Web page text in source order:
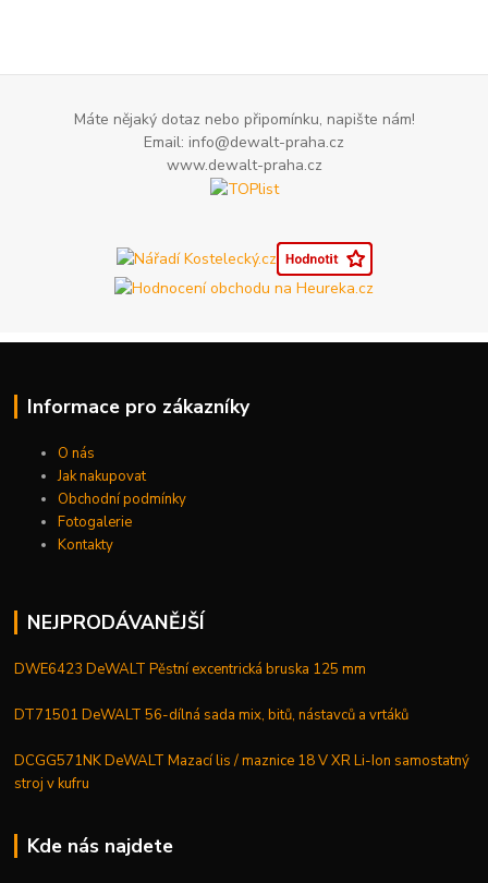
Máte nějaký dotaz nebo připomínku, napište nám!
Email: info@dewalt-praha.cz
www.dewalt-praha.cz
Informace pro zákazníky
O nás
Jak nakupovat
Obchodní podmínky
Fotogalerie
Kontakty
NEJPRODÁVANĚJŠÍ
DWE6423 DeWALT Pěstní excentrická bruska 125 mm
DT71501 DeWALT 56-dílná sada mix, bitů, nástavců a vrtáků
DCGG571NK DeWALT Mazací lis / maznice 18 V XR Li-Ion samostatný
stroj v kufru
Kde nás najdete